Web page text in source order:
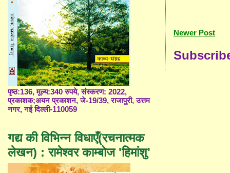
Newer Post
पृष्ठ:136, मूल्य:340 रुपये, संस्करण: 2022,
प्रकाशक;अयन प्रकाशन, जे-19/39, राजापुरी, उत्तम
नगर, नई दिल्ली-110059
गद्य की विभिन्न विधाएँ(रचनात्मक
लेखन) : रामेश्वर काम्बोज 'हिमांशु'